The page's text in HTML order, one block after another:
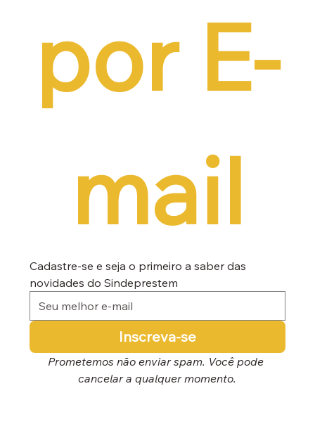
por E-
mail
Cadastre-se e seja o primeiro a saber das
novidades do Sindeprestem
Inscreva-se
Prometemos não enviar spam. Você pode
cancelar a qualquer momento.